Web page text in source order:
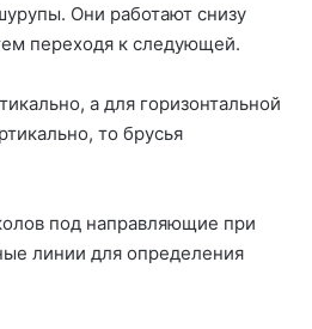
Они работают снизу
переходя к следующей.
а для горизонтальной
то брусья
под направляющие при
линии для определения